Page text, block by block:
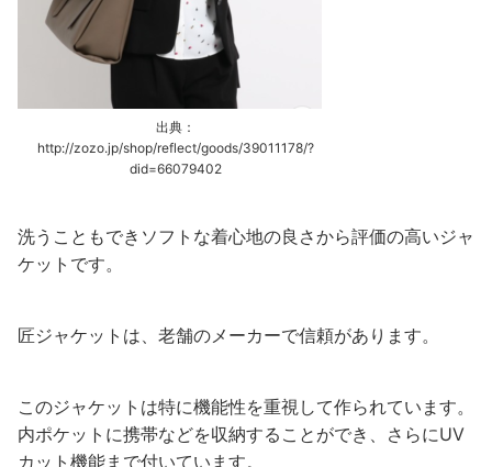
出典：
http://zozo.jp/shop/reflect/goods/39011178/?
did=66079402
洗うこともできソフトな着心地の良さから評価の高いジャ
ケットです。
匠ジャケットは、老舗のメーカーで信頼があります。
このジャケットは特に機能性を重視して作られています。
内ポケットに携帯などを収納することができ、さらにUV
カット機能まで付いています。